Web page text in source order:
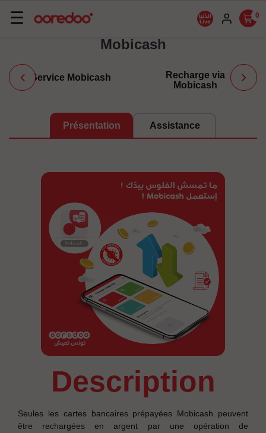
Basculer
☰ 0
Mobicash
Service Mobicash
Recharge via
Mobicash
Présentation Assistance
description
Seules les cartes bancaires prépayées Mobicash peuvent
être rechargées en argent par une opération de